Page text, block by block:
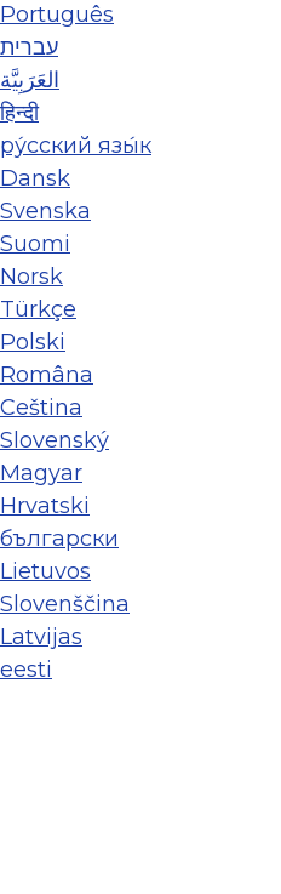
Português
עברית
العَرَبِيَّة
हिन्दी
ру́сский язы́к
Dansk
Svenska
Suomi
Norsk
Türkçe
Polski
Româna
Ceština
Slovenský
Magyar
Hrvatski
български
Lietuvos
Slovenščina
Latvijas
eesti